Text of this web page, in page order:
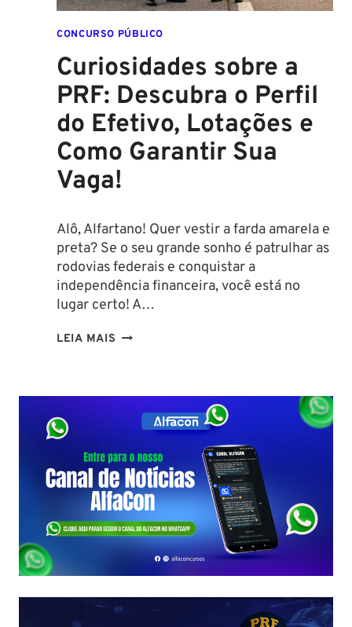
E
VEJA
DE
CONCURSO
CONCURSO PÚBLICO
Curiosidades sobre a
PRF: Descubra o Perfil
do Efetivo, Lotações e
Como Garantir Sua
Vaga!
Alô, Alfartano! Quer vestir a farda amarela e
preta? Se o seu grande sonho é patrulhar as
rodovias federais e conquistar a
independência financeira, você está no
lugar certo! A…
LEIA MAIS CURIOSIDADES
PRF:
DESCUBRA
PERFIL
DO
EFETIVO,
LOTAÇÕES
E
COMO
GARANTIR
VAGA!